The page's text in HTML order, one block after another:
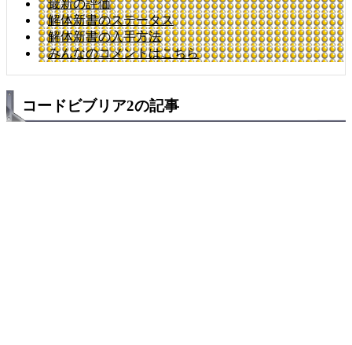
最新の評価
解体新書のステータス
解体新書の入手方法
みんなのコメントはこちら
コードビブリア2の記事